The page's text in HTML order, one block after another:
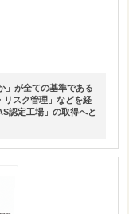
」が全ての基準である
リスク管理」などを経
認定工場」の取得へと